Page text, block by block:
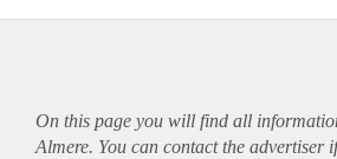
On this page you will find all
Almere. You can contact the advertiser